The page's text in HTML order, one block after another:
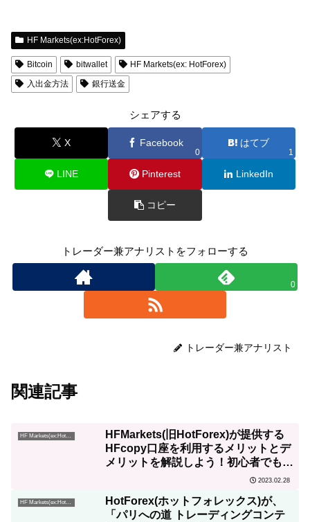
HF Markets(ex:HotForex)
Bitcoin bitwallet
HF Markets(ex: HotForex)
入出金方法
銀行送金
シェアする
X Facebook
0
はてブ
1
LINE Pinterest LinkedIn
コピー
トレーダー兼アナリストをフォローする
0
トレーダー兼アナリスト
関連記事
HF Markets(ex:HotForex)
HFMarkets(旧HotForex)が提供する
HFcopy口座を利用するメリットとデ
メリットを解説しよう！初心者でも稼
2023.02.28
HF Markets(ex:HotForex)
HotForex(ホットフォレックス)が、
「パリへの道 トレーディングコンテ